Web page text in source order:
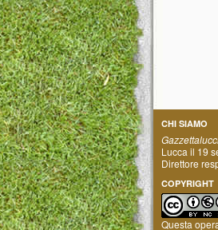
CHI SIAMO
Lucca il 19
Direttore
COPYRIGHT
Questa